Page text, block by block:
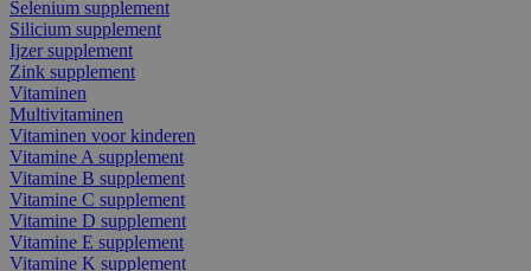
Selenium supplement
Silicium supplement
Ijzer supplement
Zink supplement
Vitaminen
Multivitaminen
Vitaminen voor kinderen
Vitamine A supplement
Vitamine B supplement
Vitamine C supplement
Vitamine D supplement
Vitamine E supplement
Vitamine K supplement